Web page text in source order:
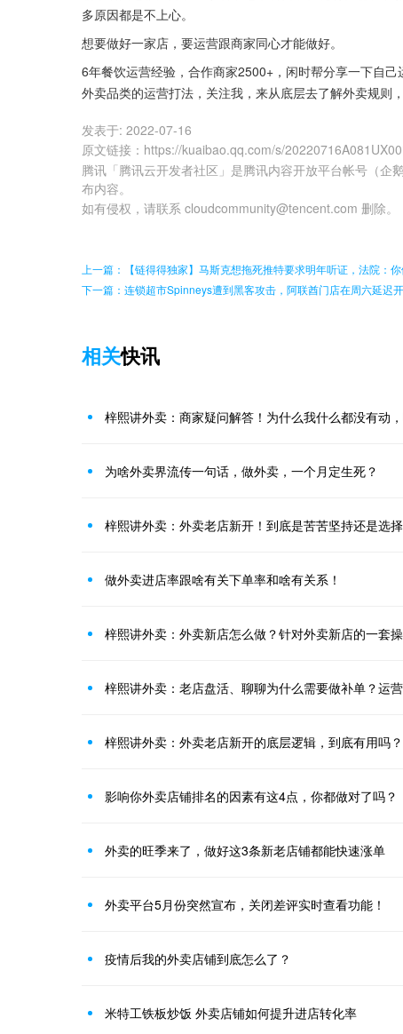
多原因都是不上心。
想要做好一家店，要运营跟商家同心才能做好。
6年餐饮运营经验，合作商家2500+，闲时帮分享一下自
外卖品类的运营打法，关注我，来从底层去了解外卖规则
发表于: 2022-07-16
原文链接 ： https://kuaibao.qq.com/s/
腾讯「腾讯云开发者社区」是腾讯内容开放平台帐号（企
布内容。
如有侵权，请联系 cloudcommunity@tencent.com 删除。
上一篇：【链得得独家】马斯克想拖死推特要求明年听证，法院：
下一篇：连锁超市Spinneys遭到黑客攻击，阿联酋门店在周六延迟
相关快讯
梓熙讲外卖：商家疑问解答！为什么我什么都没有动
为啥外卖界流传一句话，做外卖，一个月定生死？
梓熙讲外卖：外卖老店新开！到底是苦苦坚持还是选
做外卖进店率跟啥有关下单率和啥有关系！
梓熙讲外卖：外卖新店怎么做？针对外卖新店的一套操
梓熙讲外卖：外卖老店新开的底层逻辑，到底有用吗？
影响你外卖店铺排名的因素有这4点，你都做对了吗？
外卖的旺季来了，做好这3条新老店铺都能快速涨单
外卖平台5月份突然宣布，关闭差评实时查看功能！
疫情后我的外卖店铺到底怎么了？
米特工铁板炒饭 外卖店铺如何提升进店转化率